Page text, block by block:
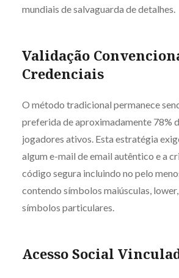
mundiais de salvaguarda de detalhes.
Validação
Credenciais
O método tradicional permanece
preferida de aproximadamente 78%
jogadores ativos. Esta estratégia
algum e-mail de email autêntico e a
código segura incluindo no pelo
contendo símbolos maiúsculas,
símbolos particulares.
Acesso Social